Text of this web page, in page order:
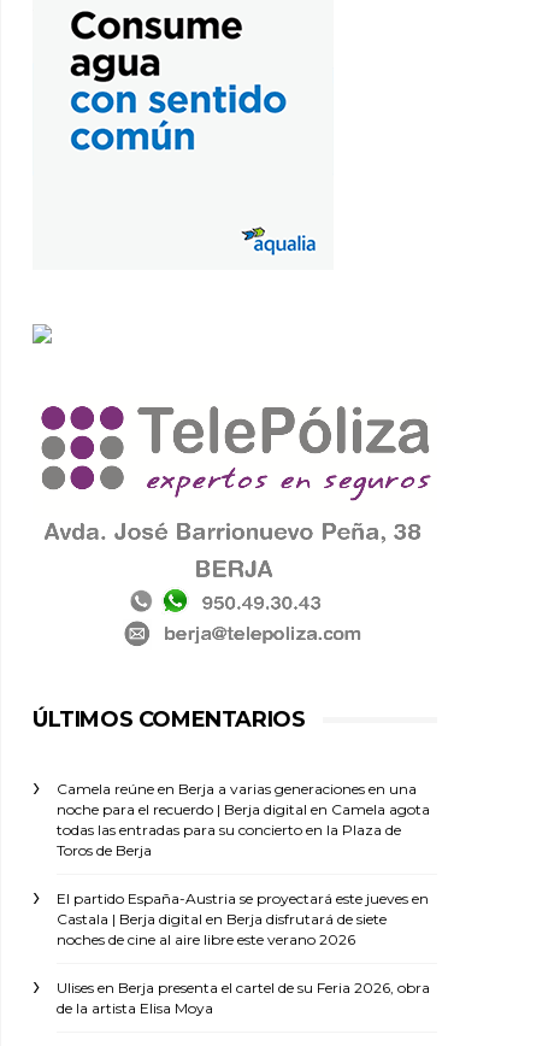
ÚLTIMOS COMENTARIOS
Camela reúne en Berja a varias generaciones en una
noche para el recuerdo | Berja digital en Camela agota
todas las entradas para su concierto en la Plaza de
Toros de Berja
El partido España-Austria se proyectará este jueves en
Castala | Berja digital en Berja disfrutará de siete
noches de cine al aire libre este verano 2026
Ulises en Berja presenta el cartel de su Feria 2026, obra
de la artista Elisa Moya